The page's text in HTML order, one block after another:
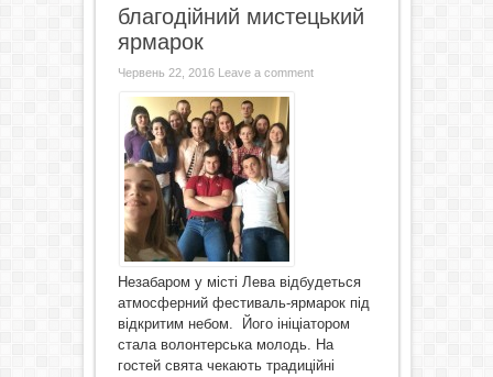
благодійний мистецький
ярмарок
Червень 22, 2016 Leave a comment
Незабаром у місті Лева відбудеться
атмосферний фестиваль-ярмарок під
відкритим небом. Його ініціатором
стала волонтерська молодь. На
гостей свята чекають традиційні